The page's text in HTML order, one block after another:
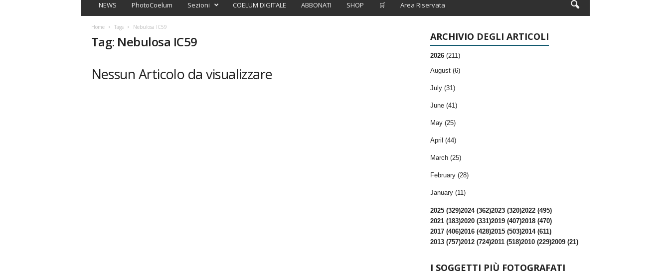
m
t
NEWS PhotoCoelum Sezioni COELUM DIGITALE ABBONATI SHOP 🛒 Area Riservata
Home Tags Nebulosa IC59
Tag: Nebulosa IC59
Nessun Articolo da visualizzare
ARCHIVIO DEGLI ARTICOLI
2026 (211)
August (6)
July (31)
June (41)
May (25)
April (44)
March (25)
February (28)
January (11)
2025 (329)2024 (362)2023 (320)2022 (495)
2021 (183)2020 (331)2019 (407)2018 (470)
2017 (406)2016 (428)2015 (503)2014 (611)
2013 (757)2012 (724)2011 (518)2010 (229)2009 (21)
I SOGGETTI PIÙ FOTOGRAFATI